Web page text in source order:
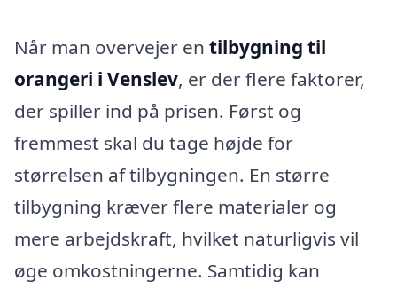
Når man overvejer en tilbygning til
orangeri i Venslev, er der flere faktorer,
der spiller ind på prisen. Først og
fremmest skal du tage højde for
størrelsen af tilbygningen. En større
tilbygning kræver flere materialer og
mere arbejdskraft, hvilket naturligvis vil
øge omkostningerne. Samtidig kan